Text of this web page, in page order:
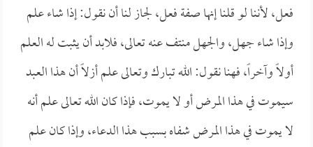
فعل، لأننا لو قلنا إنها صفة فعل، لجاز لنا أن نقول: إذا شاء علم
وإذا شاء جهل، والجهل منتف عنه تعالى، فلابد أن يثبت له العلم
أولاً وآخراً، فهنا نقول: الله تبارك وتعالى علم أزلاً أن هذا العبد
سيموت في هذا المرض أو لا يموت، فإذا كان الله تعالى علم أنه
لا يموت في هذا المرض شفاه بسبب هذا الدعاء، وإذا كان علم